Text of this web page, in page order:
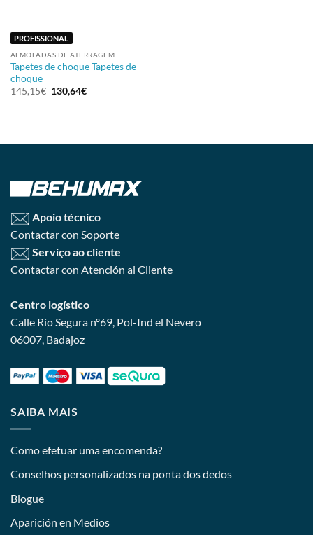
PROFISSIONAL
ALMOFADAS DE ATERRAGEM
Tapetes de choque Tapetes de
choque
145,15€ O
preço
130,64€O
Apoio técnico
Contactar con Soporte
Serviço ao cliente
Contactar con Atención al Cliente
Centro logístico
Calle Río Segura nº69, Pol-Ind el Nevero
06007, Badajoz
SAIBA MAIS
Como efetuar uma encomenda?
Conselhos personalizados na ponta dos dedos
Blogue
Aparición en Medios